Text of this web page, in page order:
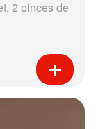
2 pinces de